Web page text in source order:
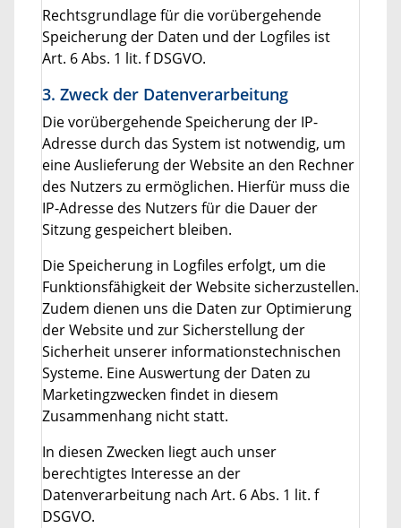
Rechtsgrundlage für die vorübergehende
Speicherung der Daten und der Logfiles ist
Art. 6 Abs. 1 lit. f DSGVO.
3. Zweck der Datenverarbeitung
Die vorübergehende Speicherung der IP-
Adresse durch das System ist notwendig, um
eine Auslieferung der Website an den Rechner
des Nutzers zu ermöglichen. Hierfür muss die
IP-Adresse des Nutzers für die Dauer der
Sitzung gespeichert bleiben.
Die Speicherung in Logfiles erfolgt, um die
Funktionsfähigkeit der Website sicherzustellen.
Zudem dienen uns die Daten zur Optimierung
der Website und zur Sicherstellung der
Sicherheit unserer informationstechnischen
Systeme. Eine Auswertung der Daten zu
Marketingzwecken findet in diesem
Zusammenhang nicht statt.
In diesen Zwecken liegt auch unser
berechtigtes Interesse an der
Datenverarbeitung nach Art. 6 Abs. 1 lit. f
DSGVO.